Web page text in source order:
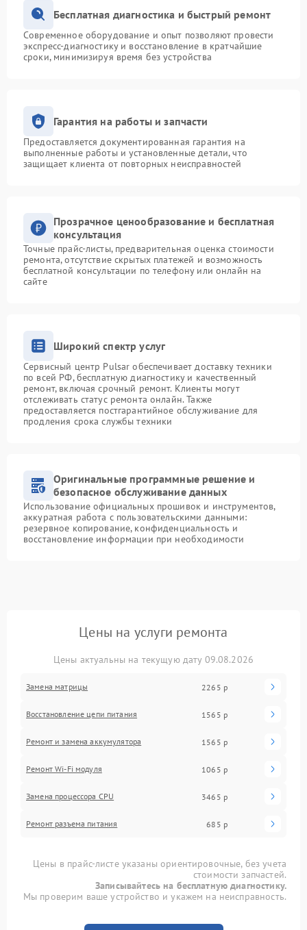
Бесплатная диагностика и быстрый ремонт
Современное оборудование и опыт позволяют провести
экспресс-диагностику и восстановление в кратчайшие
сроки, минимизируя время без устройства
Гарантия на работы и запчасти
Предоставляется документированная гарантия на
выполненные работы и установленные детали, что
защищает клиента от повторных неисправностей
Прозрачное ценообразование и бесплатная
консультация
Точные прайс-листы, предварительная оценка стоимости
ремонта, отсутствие скрытых платежей и возможность
бесплатной консультации по телефону или онлайн на
сайте
Широкий спектр услуг
Сервисный центр Pulsar обеспечивает доставку техники
по всей РФ, бесплатную диагностику и качественный
ремонт, включая срочный ремонт. Клиенты могут
отслеживать статус ремонта онлайн. Также
предоставляется постгарантийное обслуживание для
продления срока службы техники
Оригинальные программные решение и
безопасное обслуживание данных
Использование официальных прошивок и инструментов,
аккуратная работа с пользовательскими данными:
резервное копирование, конфиденциальность и
восстановление информации при необходимости
Цены на услуги ремонта
Цены актуальны на текущую дату 09.08.2026
Замена матрицы 2265 р
Восстановление цепи питания 1565 р
Ремонт и замена аккумулятора 1565 р
Ремонт Wi-Fi модуля 1065 р
Замена процессора CPU 3465 р
Ремонт разъема питания 685 р
Цены в прайс-листе указаны ориентировочные, без учета
стоимости запчастей.
Записывайтесь на бесплатную диагностику.
Мы проверим ваше устройство и укажем на неисправность.